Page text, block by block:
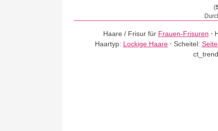
(
Haare / Frisur für Frauen-Frisuren ⋅
Haartyp: Lockige Haare⋅ Scheitel: